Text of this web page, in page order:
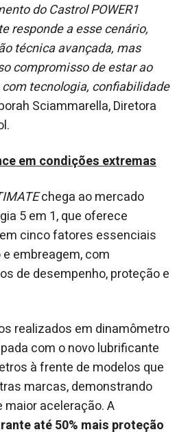
do Castrol POWER1
responde a esse cenário,
técnica avançada, mas
compromisso de estar ao
tecnologia, confiabilidade
Sciammarella, Diretora
em condições extremas
chega ao mercado
5 em 1, que oferece
cinco fatores essenciais
embreagem, com
de desempenho, proteção e
realizados em dinamômetro
com o novo lubrificante
à frente de modelos que
marcas, demonstrando
aceleração. A
até 50% mais proteção